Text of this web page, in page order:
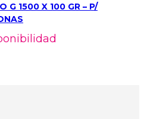
G 1500 X 100 GR – P/